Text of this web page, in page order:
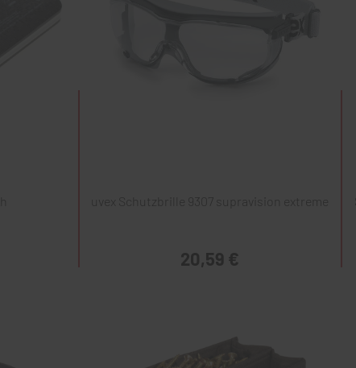
uvex Schutzbrille 9307 supravision extreme
20,59 €